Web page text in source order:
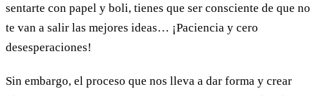
sentarte con papel y boli, tienes que ser consciente de que no
te van a salir las mejores ideas… ¡Paciencia y cero
desesperaciones!
Sin embargo, el proceso que nos lleva a dar forma y crear